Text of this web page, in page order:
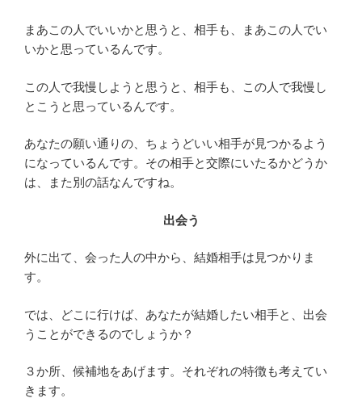
まあこの人でいいかと思うと、相手も、まあこの人でい
いかと思っているんです。
この人で我慢しようと思うと、相手も、この人で我慢し
とこうと思っているんです。
あなたの願い通りの、ちょうどいい相手が見つかるよう
になっているんです。その相手と交際にいたるかどうか
は、また別の話なんですね。
出会う
外に出て、会った人の中から、結婚相手は見つかりま
す。
では、どこに行けば、あなたが結婚したい相手と、出会
うことができるのでしょうか？
３か所、候補地をあげます。それぞれの特徴も考えてい
きます。